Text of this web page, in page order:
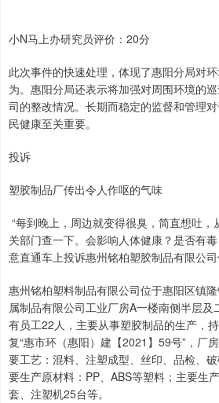
小N马上办研究员评价：20分
此次事件的快速处理，体现了惠阳分局对
为。惠阳分局还表示将加强对周围环境的
司的整改情况。长期而稳定的监督和管理
民健康至关重要。
投诉
塑胶制品厂传出令人作呕的气味
“每到晚上，周边就变得很臭，简直想吐
关部门查一下。会影响人体健康？是否有
意直通车上投诉惠州铭柏塑胶制品有限公司
惠州铭柏塑料制品有限公司位于惠阳区镇
属制品有限公司工业厂房A一楼南侧半层
有员工22人，主要从事塑胶制品的生产，
复“惠市环（惠阳）建【2021】59号”，厂
要工艺：混料、注塑成型、丝印、品检、
要生产原材料：PP、ABS等塑料；主要生
套、注塑机25台等。